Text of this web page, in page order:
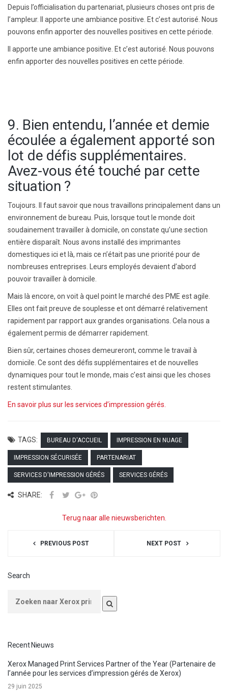
Depuis l’officialisation du partenariat, plusieurs choses ont pris de
l’ampleur. Il apporte une ambiance positive. Et c’est autorisé. Nous
pouvons enfin apporter des nouvelles positives en cette période.
Il apporte une ambiance positive. Et c’est autorisé. Nous pouvons
enfin apporter des nouvelles positives en cette période.
9. Bien entendu, l’année et demie
écoulée a également apporté son
lot de défis supplémentaires.
Avez-vous été touché par cette
situation ?
Toujours. Il faut savoir que nous travaillons principalement dans un
environnement de bureau. Puis, lorsque tout le monde doit
soudainement travailler à domicile, on constate qu’une section
entière disparaît. Nous avons installé des imprimantes
domestiques ici et là, mais ce n’était pas une priorité pour de
nombreuses entreprises. Leurs employés devaient d’abord
pouvoir travailler à domicile.
Mais là encore, on voit à quel point le marché des PME est agile.
Elles ont fait preuve de souplesse et ont démarré relativement
rapidement par rapport aux grandes organisations. Cela nous a
également permis de démarrer rapidement.
Bien sûr, certaines choses demeureront, comme le travail à
domicile. Ce sont des défis supplémentaires et de nouvelles
dynamiques pour tout le monde, mais c’est ainsi que les choses
restent stimulantes.
En savoir plus sur les services d’impression gérés.
TAGS: BUREAU D'ACCUEIL IMPRESSION EN NUAGE
IMPRESSION SÉCURISÉE PARTENARIAT
SERVICES D'IMPRESSION GÉRÉS SERVICES GÉRÉS
SHARE:
Terug naar alle nieuwsberichten.
PREVIOUS POST NEXT POST
Search
Recent Nieuws
Xerox Managed Print Services Partner of the Year (Partenaire de
l’année pour les services d’impression gérés de Xerox)
29 juin 2025